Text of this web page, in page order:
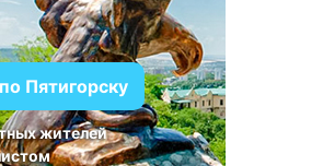
Пятигорску
жителей